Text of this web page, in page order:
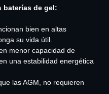
baterías de gel:
bien en altas
su vida útil.
menor capacidad de
una estabilidad energética
las AGM, no requieren